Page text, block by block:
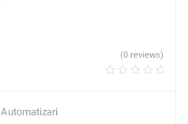
(0 reviews)
Automatizari